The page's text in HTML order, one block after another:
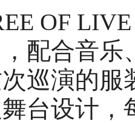
OF LIVE
配合音乐
巡演的
台设计，